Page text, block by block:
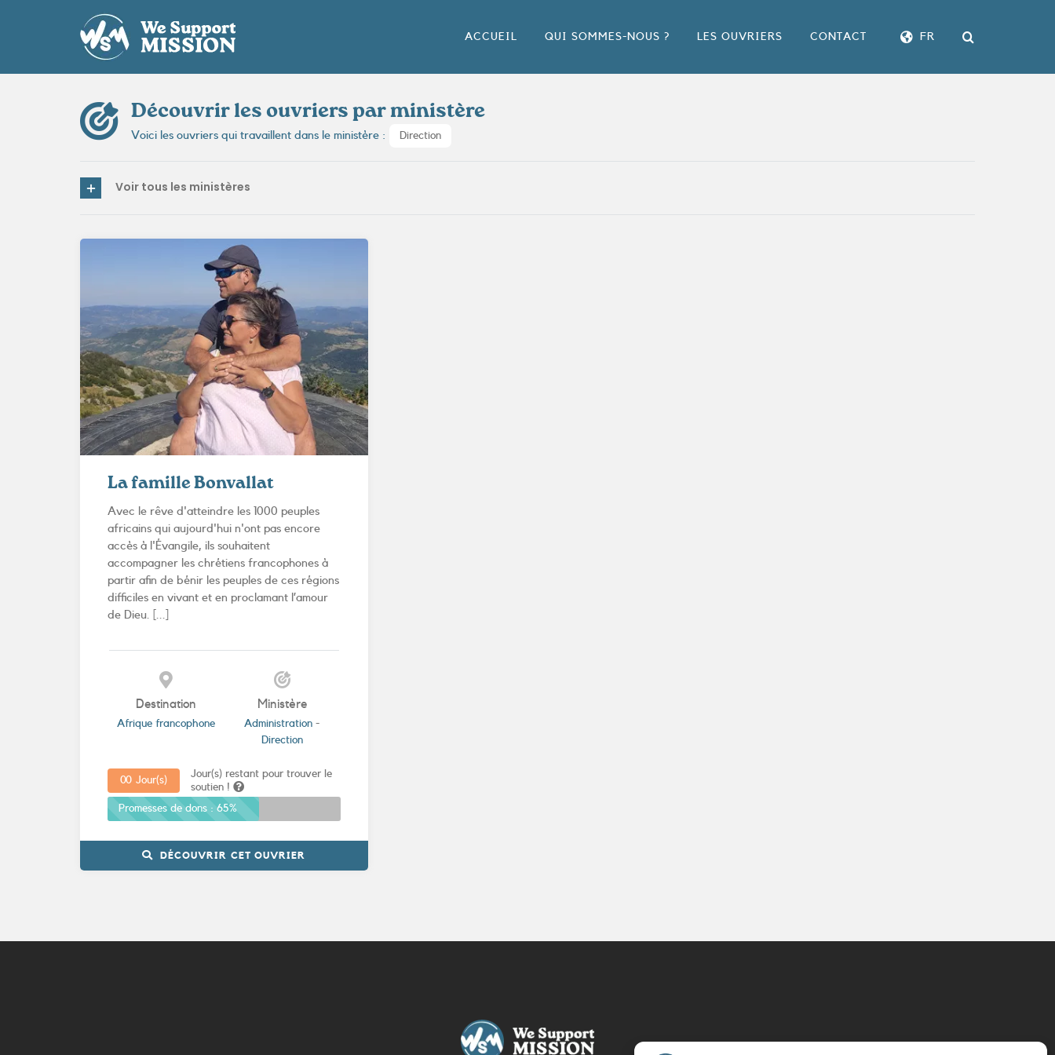
ACCUEIL QUI SOMMES-NOUS ? LES OUVRIERS CONTACT FR
Découvrir les ouvriers par ministère
Voici les ouvriers qui travaillent dans le ministère : Direction
Voir tous les ministères
La famille Bonvallat
Avec le rêve d'atteindre les 1000 peuples
africains qui aujourd'hui n'ont pas encore
accès à l'Évangile, ils souhaitent
accompagner les chrétiens francophones à
partir afin de bénir les peuples de ces régions
difficiles en vivant et en proclamant l’amour
de Dieu. [...]
Destination
Afrique francophone
Ministère
Administration -
Direction
Jour(s) restant pour trouver le
soutien !
00 Jour(s)
Promesses de dons : 65%
DÉCOUVRIR CET OUVRIER